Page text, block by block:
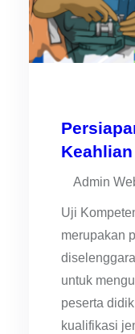
Keahlian
Admin
Uji
merupakan
untuk
peserta
kualifikasi